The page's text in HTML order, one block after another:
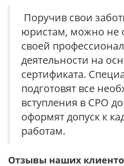
Поручив свои
юристам, можно не
своей
деятельности на
сертификата.
подготовят все
вступления в СРО
оформят допуск к
работам.
Отзывы наших